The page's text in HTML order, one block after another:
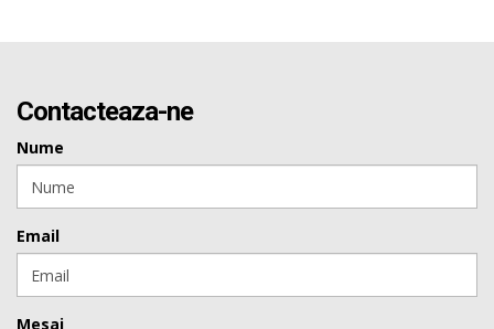
Contacteaza-ne
Nume
Email
Mesaj